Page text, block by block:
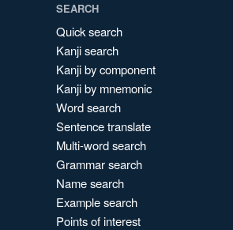
SEARCH
Quick search
Kanji search
Kanji by component
Kanji by mnemonic
Word search
Sentence translate
Multi-word search
Grammar search
Name search
Example search
Points of interest